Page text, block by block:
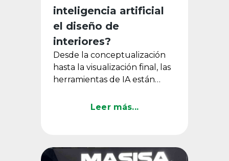
inteligencia artificial
el diseño de
interiores?
Desde la conceptualización
hasta la visualización final, las
herramientas de IA están
que se proyectan espacios.
Leer más...